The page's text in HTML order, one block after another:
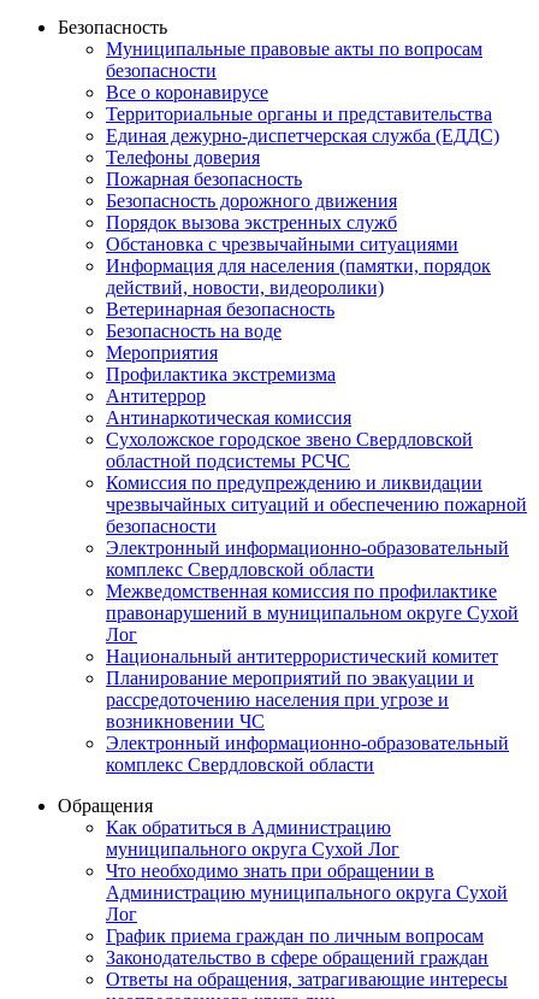
Безопасность
Муниципальные правовые акты по вопросам
безопасности
Все о коронавирусе
Территориальные органы и представительства
Единая дежурно-диспетчерская служба (ЕДДС)
Телефоны доверия
Пожарная безопасность
Безопасность дорожного движения
Порядок вызова экстренных служб
Обстановка с чрезвычайными ситуациями
Информация для населения (памятки, порядок
действий, новости, видеоролики)
Ветеринарная безопасность
Безопасность на воде
Мероприятия
Профилактика экстремизма
Антитеррор
Антинаркотическая комиссия
Сухоложское городское звено Свердловской
областной подсистемы РСЧС
Комиссия по предупреждению и ликвидации
чрезвычайных ситуаций и обеспечению пожарной
безопасности
Электронный информационно-образовательный
комплекс Cвердловской области
Межведомственная комиссия по профилактике
правонарушений в муниципальном округе Сухой
Лог
Национальный антитеррористический комитет
Планирование мероприятий по эвакуации и
рассредоточению населения при угрозе и
возникновении ЧС
Электронный информационно-образовательный
комплекс Свердловской области
Обращения
Как обратиться в Администрацию
муниципального округа Сухой Лог
Что необходимо знать при обращении в
Администрацию муниципального округа Сухой
Лог
График приема граждан по личным вопросам
Законодательство в сфере обращений граждан
Ответы на обращения, затрагивающие интересы